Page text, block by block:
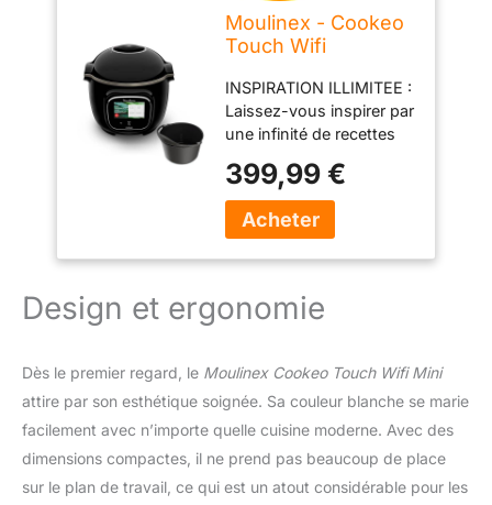
Moulinex - Cookeo
Touch Wifi
moule gâteau - 6 L
- Noir
INSPIRATION ILLIMITEE :
Laissez-vous inspirer par
une infinité de recettes
connexion WiFi, pour
une grande variété de
repas quotidiens
vous guider pour réussir
vos recettes, étape par
et aux vidéos qui
écran tactile inclinable
CUISINEZ RAPIDEMENT :
Découvrez plus de 100
recettes réalisables en
399,99 €
Design et ergonomie
Dès le premier regard, le Moulinex Cookeo Touch Wifi Mini
attire par son esthétique soignée. Sa couleur blanche se marie
facilement avec n’importe quelle cuisine moderne. Avec des
dimensions compactes, il ne prend pas beaucoup de place
sur le plan de travail, ce qui est un atout considérable pour les